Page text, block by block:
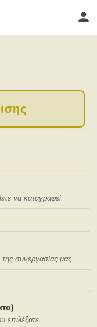
να καταγραφεί.
συνεργασίας μας.
επιλέξατε.